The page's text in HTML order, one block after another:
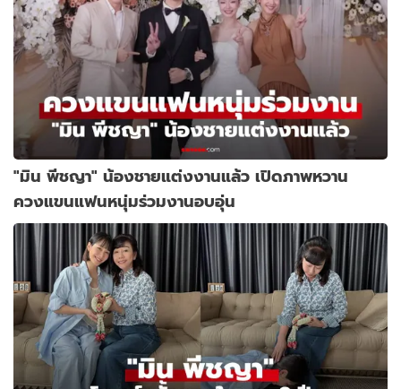
"มิน พีชญา" น้องชายแต่งงานแล้ว เปิดภาพหวาน
ควงแขนแฟนหนุ่มร่วมงานอบอุ่น